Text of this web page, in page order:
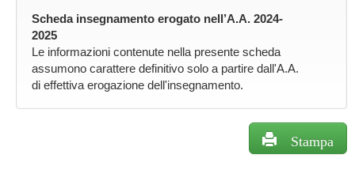
Scheda insegnamento erogato nell’A.A. 2024-
2025
Le informazioni contenute nella presente scheda
assumono carattere definitivo solo a partire dall'A.A.
di effettiva erogazione dell'insegnamento.
Stampa